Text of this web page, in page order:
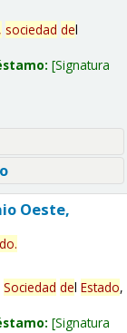
sociedad del
Signatura
Oeste,
.
Sociedad del Estado,
Signatura